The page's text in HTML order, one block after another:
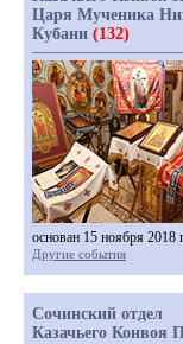
Царя Мученика
Кубани (132)
основан 15 ноября 2018
Другие события
Сочинский отдел
Казачьего Конвоя